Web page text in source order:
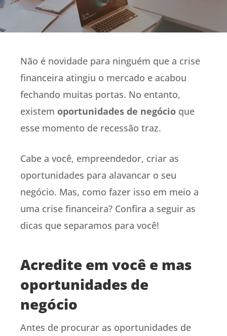
Não é novidade para ninguém que a crise
financeira atingiu o mercado e acabou
fechando muitas portas. No entanto,
existem oportunidades de negócio que
esse momento de recessão traz.
Cabe a você, empreendedor, criar as
oportunidades para alavancar o seu
negócio. Mas, como fazer isso em meio a
uma crise financeira? Confira a seguir as
dicas que separamos para você!
Acredite em você e mas
oportunidades de
negócio
Antes de procurar as oportunidades de